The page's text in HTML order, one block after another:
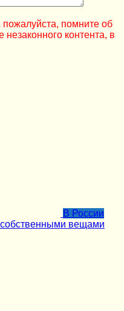
помните об
контента, в
В России
вещами